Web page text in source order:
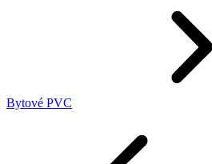
Bytové PVC